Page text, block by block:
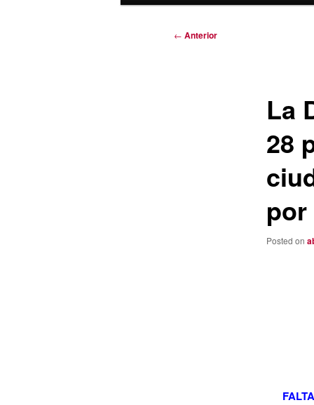
Navegación
← Anterior
La
28
Posted on